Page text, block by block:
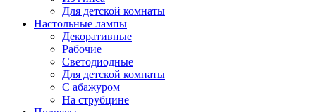
Для детской комнаты
Настольные лампы
Декоративные
Рабочие
Светодиодные
Для детской комнаты
С абажуром
На струбцине